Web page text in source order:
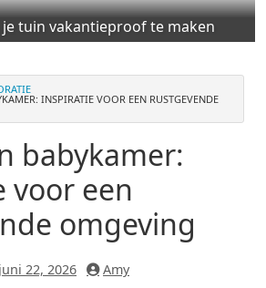
tuin vakantieproof te maken
INSPIRATIE VOOR EEN RUSTGEVENDE
babykamer:
voor een
omgeving
juni 22, 2026 Amy